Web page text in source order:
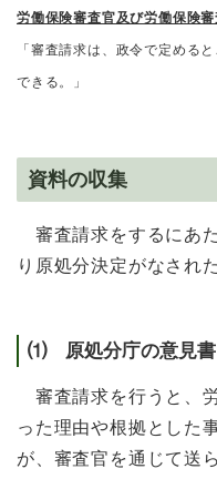
労働保険審査官及び労働保険
「審査請求は、政令で定める
できる。」
資料の収集
審査請求をするにあ
り原処分決定がなされ
⑴ 原処分庁の意見書
審査請求を行うと、
った理由や根拠とした
が、審査官を通じて送